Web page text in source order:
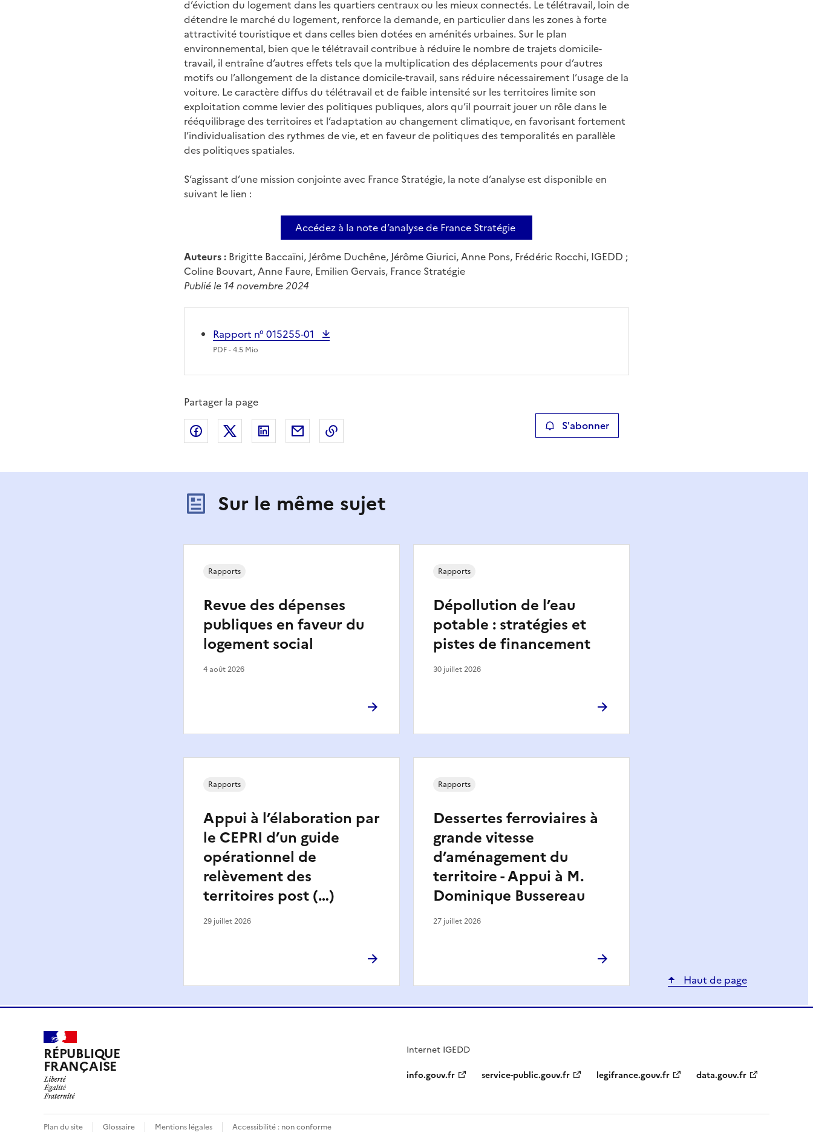
d’éviction du logement dans les quartiers centraux ou les mieux connectés. Le télétravail, loin de
détendre le marché du logement, renforce la demande, en particulier dans les zones à forte
attractivité touristique et dans celles bien dotées en aménités urbaines. Sur le plan
environnemental, bien que le télétravail contribue à réduire le nombre de trajets domicile-
travail, il entraîne d’autres effets tels que la multiplication des déplacements pour d’autres
motifs ou l’allongement de la distance domicile-travail, sans réduire nécessairement l’usage de la
voiture. Le caractère diffus du télétravail et de faible intensité sur les territoires limite son
exploitation comme levier des politiques publiques, alors qu’il pourrait jouer un rôle dans le
rééquilibrage des territoires et l’adaptation au changement climatique, en favorisant fortement
l’individualisation des rythmes de vie, et en faveur de politiques des temporalités en parallèle
des politiques spatiales.
S’agissant d’une mission conjointe avec France Stratégie, la note d’analyse est disponible en
suivant le lien :
Accédez à la note d’analyse de France Stratégie
Auteurs : Brigitte Baccaïni, Jérôme Duchêne, Jérôme Giurici, Anne Pons, Frédéric Rocchi, IGEDD ;
Coline Bouvart, Anne Faure, Emilien Gervais, France Stratégie
Publié le 14 novembre 2024
Rapport n° 015255-01
PDF- 4.5 Mio
Partager la page
Partager sur Facebook
Partager sur XPartager sur LinkedIn
Partager par emailCopier le lien de la page dans le presse-papier S'abonner
Sur le même sujet
Revue des dépenses
publiques en faveur du
logement social
Rapports
4 août 2026
Dépollution de l’eau
potable : stratégies et
pistes de financement
Rapports
30 juillet 2026
Appui à l’élaboration par
le CEPRI d’un guide
opérationnel de
relèvement des
territoires post (…)
Rapports
29 juillet 2026
Dessertes ferroviaires à
grande vitesse
d’aménagement du
territoire - Appui à M.
Dominique Bussereau
Rapports
27 juillet 2026
Haut de page
RÉPUBLIQUE
FRANÇAISE
Internet IGEDD
info.gouv.fr
service-public.gouv.fr legifrance.gouv.fr data.gouv.fr
Plan du site Glossaire Mentions légales Accessibilité : non conforme